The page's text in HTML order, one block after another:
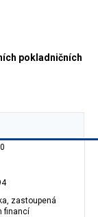
pokladničních
zastoupená
financí